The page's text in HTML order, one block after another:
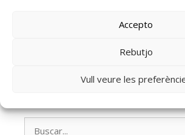
Accepto
Rebutjo
Vull veure les